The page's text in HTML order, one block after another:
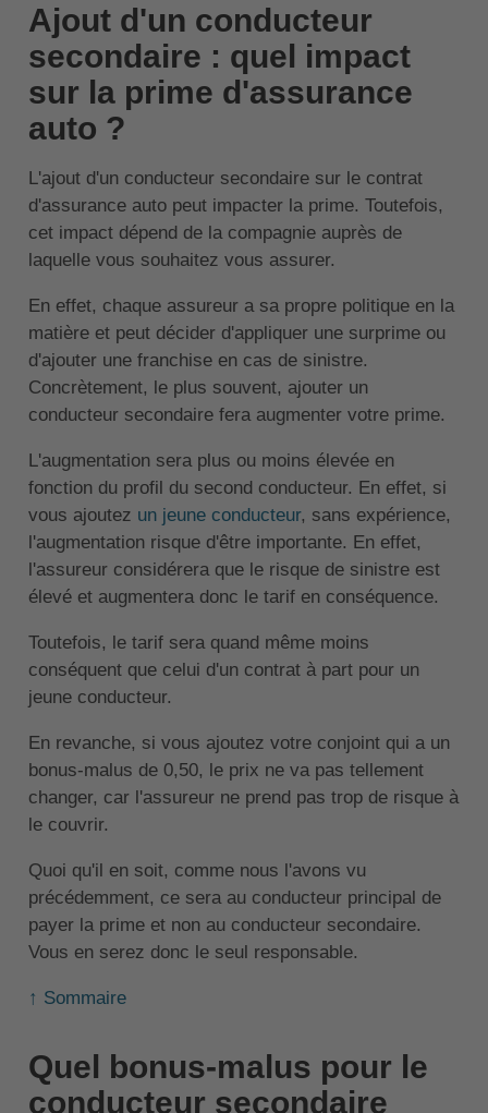
Ajout d'un conducteur
secondaire : quel impact
sur la prime d'assurance
auto ?
L'ajout d'un conducteur secondaire sur le contrat
d'assurance auto peut impacter la prime. Toutefois,
cet impact dépend de la compagnie auprès de
laquelle vous souhaitez vous assurer.
En effet, chaque assureur a sa propre politique en la
matière et peut décider d'appliquer une surprime ou
d'ajouter une franchise en cas de sinistre.
Concrètement, le plus souvent, ajouter un
conducteur secondaire fera augmenter votre prime.
L'augmentation sera plus ou moins élevée en
fonction du profil du second conducteur. En effet, si
vous ajoutez un jeune conducteur, sans expérience,
l'augmentation risque d'être importante. En effet,
l'assureur considérera que le risque de sinistre est
élevé et augmentera donc le tarif en conséquence.
Toutefois, le tarif sera quand même moins
conséquent que celui d'un contrat à part pour un
jeune conducteur.
En revanche, si vous ajoutez votre conjoint qui a un
bonus-malus de 0,50, le prix ne va pas tellement
changer, car l'assureur ne prend pas trop de risque à
le couvrir.
Quoi qu'il en soit, comme nous l'avons vu
précédemment, ce sera au conducteur principal de
payer la prime et non au conducteur secondaire.
Vous en serez donc le seul responsable.
↑ Sommaire
Quel bonus-malus pour le
conducteur secondaire